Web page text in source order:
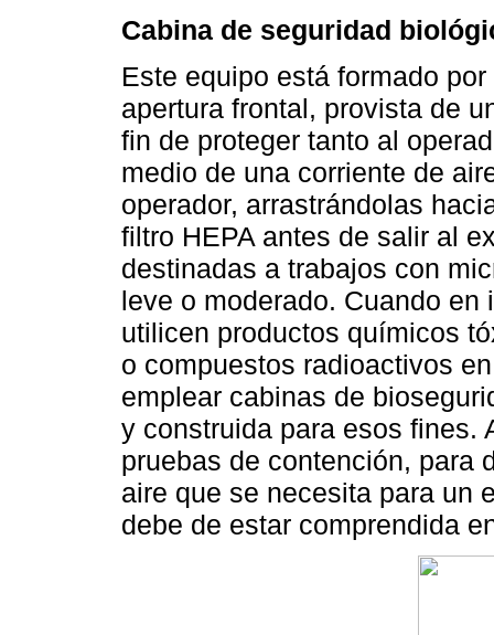
Cabina de seguridad
Este equipo está formado
apertura frontal, provista de
fin de proteger tanto al
medio de una corriente de
operador, arrastrándolas
filtro HEPA antes de salir al
destinadas a trabajos con
leve o moderado. Cuando
utilicen productos químicos
o compuestos radioactivos
emplear cabinas de
y construida para esos fines.
pruebas de contención, para
aire que se necesita para un
debe de estar comprendida